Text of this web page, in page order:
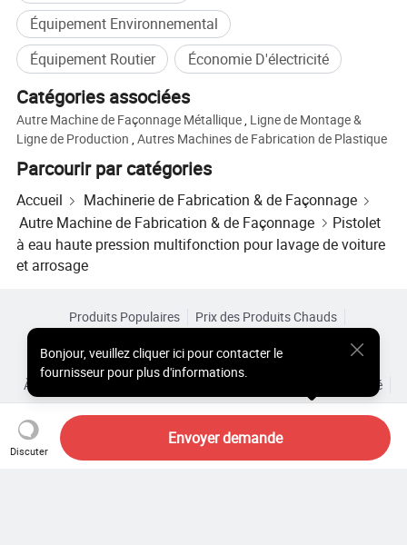
Équipement Environnemental
Équipement Routier
Économie D'électricité
Catégories associées
Autre Machine de Façonnage Métallique Ligne de Montage &
Ligne de Production ,Autres Machines de Fabrication de Plastique
Parcourir par catégories
Accueil
Machinerie de Fabrication & de Façonnage
Autre Machine de Fabrication & de Façonnage
Pistolet
à eau haute pression multifonction pour lavage de voiture
et arrosage
Discuter
Envoyer demande
Bonjour,veuillez cliquer ici pour contacter le
fournisseur pour plus d'informations.
Produits Populaires
Prix des Produits Chauds
Site PC
Aperçus
À Propos de
Accord d’Utilisateur
Politique de Confidentialité
Contact
Copyright © 2026 Focus Technology Co., Ltd. All Rights Reserved